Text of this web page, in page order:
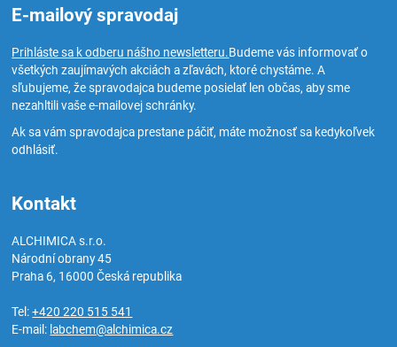
E-mailový spravodaj
Prihláste sa k odberu nášho newsletteru.Budeme vás informovať o
všetkých zaujímavých akciách a zľavách, ktoré chystáme. A
sľubujeme, že spravodajca budeme posielať len občas, aby sme
nezahltili vaše e-mailovej schránky.
Ak sa vám spravodajca prestane páčiť, máte možnosť sa kedykoľvek
odhlásiť.
Kontakt
ALCHIMICA s.r.o.
Národní obrany 45
Praha 6, 16000Česká republika
Tel:+420 220 515 541
E-mail: labchem@alchimica.cz